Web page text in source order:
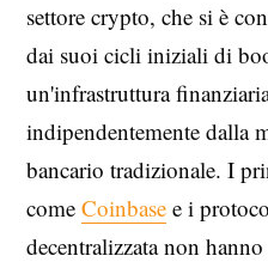
settore crypto, che si è
dai suoi cicli iniziali di
un'infrastruttura
indipendentemente dalla
bancario tradizionale. I
come Coinbase e i
decentralizzata non